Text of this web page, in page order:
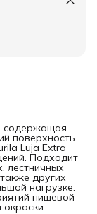
содержащая
поверхность.
Luja Extra
Подходит
лестничных
других
нагрузке.
пищевой